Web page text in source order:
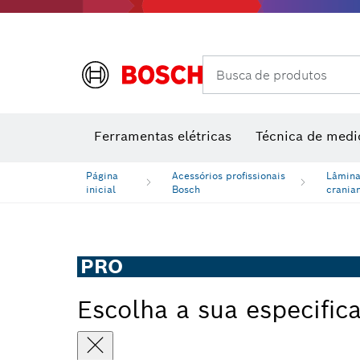
Busca de produtos
Ferramentas elétricas Técnica de
Página
inicial
Acessórios profissionais
Bosch
PRO
Escolha a sua